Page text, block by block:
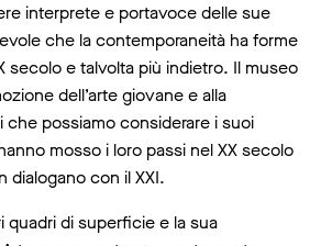
interprete e portavoce delle sue
che la contemporaneità ha forme
secolo e talvolta più indietro. Il museo
dell’arte giovane e alla
possiamo considerare i suoi
mosso i loro passi nel XX secolo
dialogano con il XXI.
quadri di superficie e la sua